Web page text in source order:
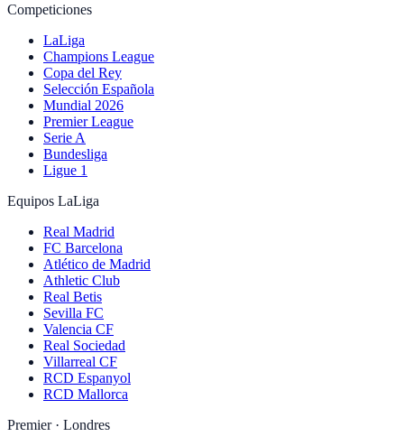
Competiciones
LaLiga
Champions League
Copa del Rey
Selección Española
Mundial 2026
Premier League
Serie A
Bundesliga
Ligue 1
Equipos LaLiga
Real Madrid
FC Barcelona
Atlético de Madrid
Athletic Club
Real Betis
Sevilla FC
Valencia CF
Real Sociedad
Villarreal CF
RCD Espanyol
RCD Mallorca
Premier · Londres